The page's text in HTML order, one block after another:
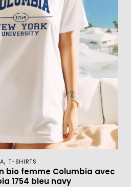
,T-SHIRTS
bio femme Columbia avec
1754 bleu navy